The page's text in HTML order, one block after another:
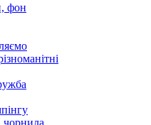
фон
чорнила